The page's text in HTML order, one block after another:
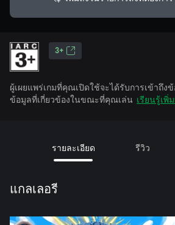
3+
ผู้เผยแพร่เกมที่คุณเปิดใช้จะได้รับการเข้าถึง
ข้อมูลที่เกี่ยวข้องในขณะที่คุณเล่น เรียนรู้เพิ่
รายละเอียด รีวิว
แกลเลอรี